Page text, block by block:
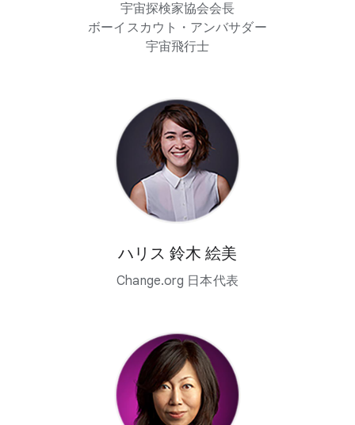
宇宙探検家協会会長
ボーイスカウト・アンバサダー
宇宙飛行士
ハリス 鈴木 絵美
Change.org 日本代表